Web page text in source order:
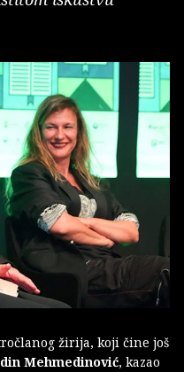
žirija, koji čine još
Mehmedinović, kazao